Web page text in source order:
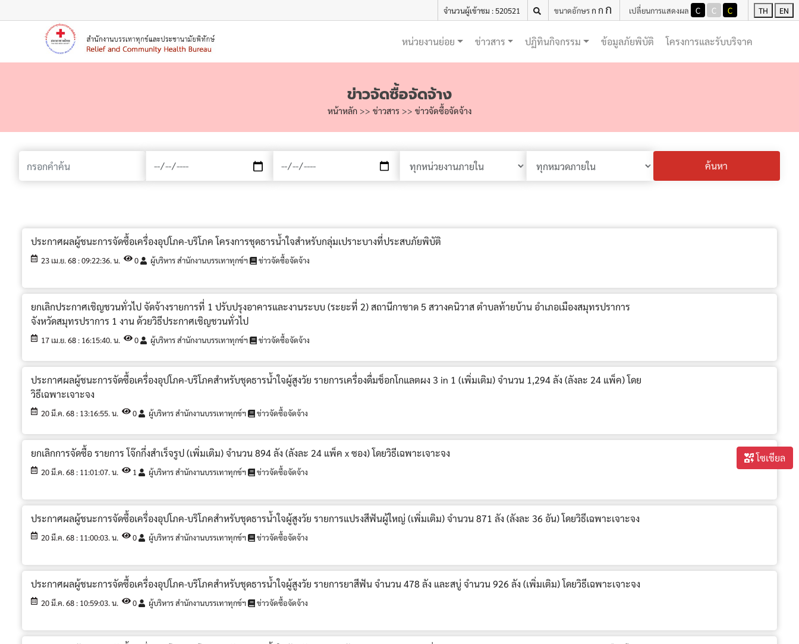
จำนวนผู้เข้าชม : 520521 ขนาดอักษรก ก ก เปลี่ยนการแสดงผล C C C TH EN
หน่วยงานย่อย ข่าวสาร ปฏิทินกิจกรรม ข้อมูลภัยพิบัติ (current)
โครงการและรับบริจาค
โซเชียล
ข่าวจัดซื้อจัดจ้าง
หน้าหลัก >> ข่าวสาร >> ข่าวจัดซื้อจัดจ้าง
ค้นหา
ประกาศผลผู้ชนะการจัดซื้อเครื่องอุปโภค-บริโภค โครงการชุดธารน้ำใจสำหรับกลุ่มเปราะบางที่ประสบภัยพิบัติ
23 เม.ย. 68 : 09:22:36. น. 0 ผู้บริหาร สำนักงานบรรเทาทุกข์ฯ ข่าวจัดซื้อจัดจ้าง
ยกเลิกประกาศเชิญชวนทั่วไป จัดจ้างรายการที่ 1 ปรับปรุงอาคารและงานระบบ (ระยะที่ 2) สถานีกาชาด 5 สวางคนิวาส ตำบลท้ายบ้าน อำเภอเมืองสมุทรปราการ
จังหวัดสมุทรปราการ 1 งาน ด้วยวิธีประกาศเชิญชวนทั่วไป
17 เม.ย. 68 : 16:15:40. น. 0 ผู้บริหาร สำนักงานบรรเทาทุกข์ฯ ข่าวจัดซื้อจัดจ้าง
ประกาศผลผู้ชนะการจัดซื้อเครื่องอุปโภค-บริโภคสำหรับชุดธารน้ำใจผู้สูงวัย รายการเครื่องดื่มช็อกโกแลตผง 3 in 1 (เพิ่มเติม) จำนวน 1,294 ลัง (ลังละ 24 แพ็ค) โดย
วิธีเฉพาะเจาะจง
20 มี.ค. 68 : 13:16:55. น. 0 ผู้บริหาร สำนักงานบรรเทาทุกข์ฯ ข่าวจัดซื้อจัดจ้าง
ยกเลิกการจัดซื้อ รายการ โจ๊กกึ่งสำเร็จรูป (เพิ่มเติม) จำนวน 894 ลัง (ลังละ 24 แพ็ค x ซอง) โดยวิธีเฉพาะเจาะจง
20 มี.ค. 68 : 11:01:07. น. 1 ผู้บริหาร สำนักงานบรรเทาทุกข์ฯ ข่าวจัดซื้อจัดจ้าง
ประกาศผลผู้ชนะการจัดซื้อเครื่องอุปโภค-บริโภคสำหรับชุดธารน้ำใจผู้สูงวัย รายการแปรงสีฟันผู้ใหญ่ (เพิ่มเติม) จำนวน 871 ลัง (ลังละ 36 อัน) โดยวิธีเฉพาะเจาะจง
20 มี.ค. 68 : 11:00:03. น. 0 ผู้บริหาร สำนักงานบรรเทาทุกข์ฯ ข่าวจัดซื้อจัดจ้าง
ประกาศผลผู้ชนะการจัดซื้อเครื่องอุปโภค-บริโภคสำหรับชุดธารน้ำใจผู้สูงวัย รายการยาสีฟัน จำนวน 478 ลัง และสบู่ จำนวน 926 ลัง (เพิ่มเติม) โดยวิธีเฉพาะเจาะจง
20 มี.ค. 68 : 10:59:03. น. 0 ผู้บริหาร สำนักงานบรรเทาทุกข์ฯ ข่าวจัดซื้อจัดจ้าง